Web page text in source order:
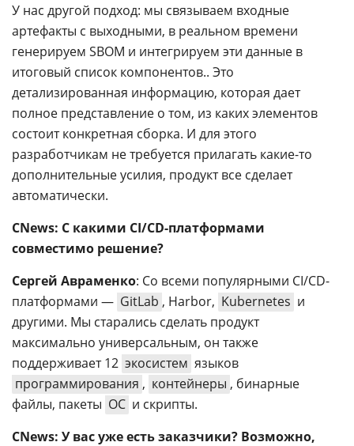
У нас другой подход: мы связываем входные
артефакты с выходными, в реальном времени
генерируем SBOM и интегрируем эти данные в
итоговый список компонентов.. Это
детализированная информацию, которая дает
полное представление о том, из каких элементов
состоит конкретная сборка. И для этого
разработчикам не требуется прилагать какие-то
дополнительные усилия, продукт все сделает
автоматически.
CNews: С какими СI/CD-платформами
совместимо решение?
Сергей Авраменко: Со всеми популярными CI/CD-
платформами — GitLab , Harbor, Kubernetes и
другими. Мы старались сделать продукт
максимально универсальным, он также
поддерживает 12 экосистем языков
программирования , контейнеры , бинарные
файлы, пакеты ОС и скрипты.
CNews: У вас уже есть заказчики? Возможно,